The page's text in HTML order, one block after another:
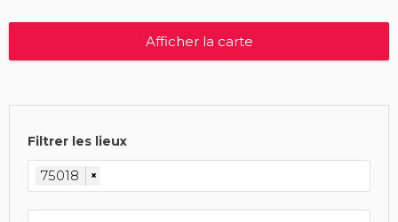
Afficher la carte
Filtrer les lieux
75018 ×